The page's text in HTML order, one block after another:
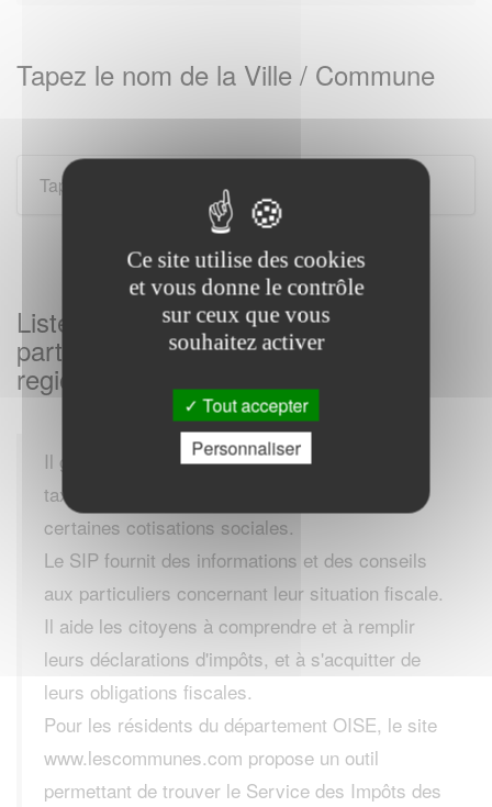
Tapez le nom de la Ville / Commune
Listes des Services des impôts aux
particuliers sur WAVIGNIES et sa
region
Il gère également les impôts locaux, comme la
taxe d'habitation et la taxe foncière, ainsi que
certaines cotisations sociales.
Le SIP fournit des informations et des conseils
aux particuliers concernant leur situation fiscale.
Il aide les citoyens à comprendre et à remplir
leurs déclarations d'impôts, et à s'acquitter de
leurs obligations fiscales.
Pour les résidents du département OISE, le site
www.lescommunes.com propose un outil
permettant de trouver le Service des Impôts des
Ce site utilise des cookies
et vous donne le contrôle
sur ceux que vous
souhaitez activer
Tout accepter
Personnaliser